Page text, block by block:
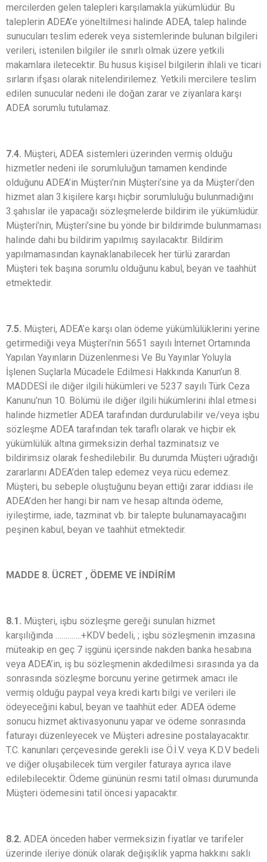
mercilerden gelen talepleri karşılamakla yükümlüdür. Bu
taleplerin ADEA’e yöneltilmesi halinde ADEA, talep halinde
sunucuları teslim ederek veya sistemlerinde bulunan bilgileri
verileri, istenilen bilgiler ile sınırlı olmak üzere yetkili
makamlara iletecektir. Bu husus kişisel bilgilerin ihlali ve ticari
sırların ifşası olarak nitelendirilemez. Yetkili mercilere teslim
edilen sunucular nedeni ile doğan zarar ve ziyanlara karşı
ADEA sorumlu tutulamaz.
7.4. Müşteri, ADEA sistemleri üzerinden vermiş olduğu
hizmetler nedeni ile sorumluluğun tamamen kendinde
olduğunu ADEA’in Müşteri’nin Müşteri’sine ya da Müşteri’den
hizmet alan 3.kişilere karşı hiçbir sorumluluğu bulunmadığını
3.şahıslar ile yapacağı sözleşmelerde bildirim ile yükümlüdür.
Müşteri’nin, Müşteri’sine bu yönde bir bildirimde bulunmaması
halinde dahi bu bildirim yapılmış sayılacaktır. Bildirim
yapılmamasından kaynaklanabilecek her türlü zarardan
Müşteri tek başına sorumlu olduğunu kabul, beyan ve taahhüt
etmektedir.
7.5. Müşteri, ADEA’e karşı olan ödeme yükümlülüklerini yerine
getirmediği veya Müşteri’nin 5651 sayılı İnternet Ortamında
Yapılan Yayınların Düzenlenmesi Ve Bu Yayınlar Yoluyla
İşlenen Suçlarla Mücadele Edilmesi Hakkında Kanun’un 8.
MADDESİ ile diğer ilgili hükümleri ve 5237 sayılı Türk Ceza
Kanunu’nun 10. Bölümü ile diğer ilgili hükümlerini ihlal etmesi
halinde hizmetler ADEA tarafından durdurulabilir ve/veya işbu
sözleşme ADEA tarafından tek taraflı olarak ve hiçbir ek
yükümlülük altına girmeksizin derhal tazminatsız ve
bildirimsiz olarak feshedilebilir. Bu durumda Müşteri uğradığı
zararlarını ADEA’den talep edemez veya rücu edemez.
Müşteri, bu sebeple oluştuğunu beyan ettiği zarar iddiası ile
ADEA’den her hangi bir nam ve hesap altında ödeme,
iyileştirme, iade, tazminat vb. bir talepte bulunamayacağını
peşinen kabul, beyan ve taahhüt etmektedir.
MADDE 8. ÜCRET , ÖDEME VE İNDİRİM
8.1. Müşteri, işbu sözleşme gereği sunulan hizmet
karşılığında ………….+KDV bedeli, ; işbu sözleşmenin imzasına
müteakip en geç 7 işgünü içersinde nakden banka hesabına
veya ADEA’in, iş bu sözleşmenin akdedilmesi sırasında ya da
sonrasında sözleşme borcunu yerine getirmek amacı ile
vermiş olduğu paypal veya kredi kartı bilgi ve verileri ile
ödeyeceğini kabul, beyan ve taahhüt eder. ADEA ödeme
sonucu hizmet aktivasyonunu yapar ve ödeme sonrasında
faturayı düzenleyecek ve Müşteri adresine postalayacaktır.
T.C. kanunları çerçevesinde gerekli ise Ö.İ.V. veya K.D.V bedeli
ve diğer oluşabilecek tüm vergiler faturaya ayrıca ilave
edilebilecektir. Ödeme gününün resmi tatil olması durumunda
Müşteri ödemesini tatil öncesi yapacaktır.
8.2. ADEA önceden haber vermeksizin fiyatlar ve tarifeler
üzerinde ileriye dönük olarak değişiklik yapma hakkını saklı